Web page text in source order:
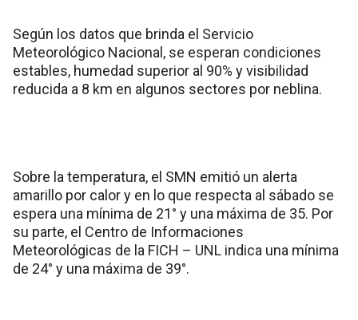
Según los datos que brinda el Servicio
Meteorológico Nacional, se esperan condiciones
estables, humedad superior al 90% y visibilidad
reducida a 8 km en algunos sectores por neblina.
Sobre la temperatura, el SMN emitió un alerta
amarillo por calor y en lo que respecta al sábado se
espera una mínima de 21° y una máxima de 35. Por
su parte, el Centro de Informaciones
Meteorológicas de la FICH – UNL indica una mínima
de 24° y una máxima de 39°.